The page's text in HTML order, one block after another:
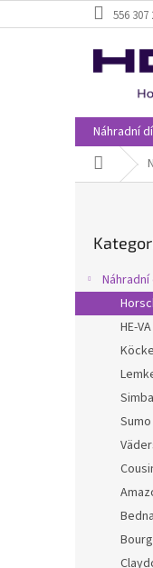
na
556 307
Náhradní
Domů
a
n
kategorie
HE-VA
Sumo